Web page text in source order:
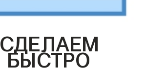
СДЕЛАЕМ
БЫСТРО